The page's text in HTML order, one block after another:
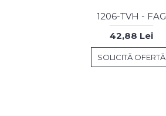
1206-TVH - FAG
42,88 Lei
SOLICITĂ OFERTĂ